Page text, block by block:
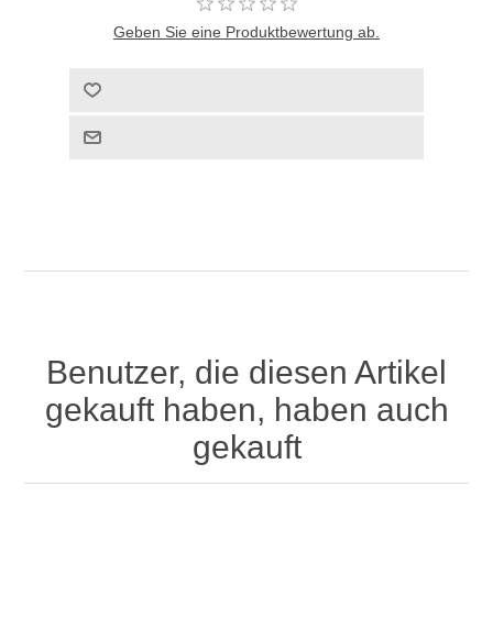
Geben Sie eine Produktbewertung ab.
Benutzer, die diesen Artikel
gekauft haben, haben auch
gekauft